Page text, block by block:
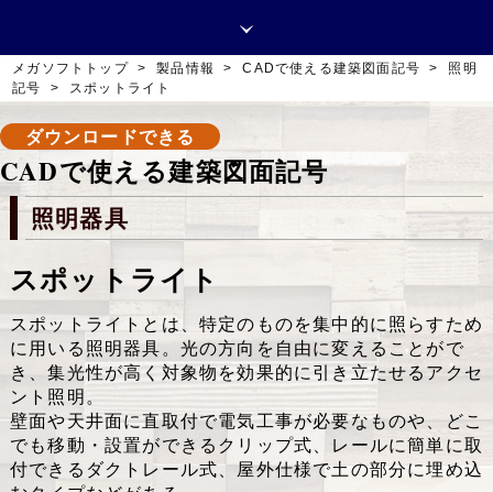
取扱販売店
メガソフトトップ > 製品情報 > CADで使える建築図面記号 >
照明
記号
> スポットライト
ダウンロードできる
CADで使える建築図面記号
照明器具
スポットライト
スポットライトとは、特定のものを集中的に照らすため
に用いる照明器具。光の方向を自由に変えることがで
き、集光性が高く対象物を効果的に引き立たせるアクセ
ント照明。
壁面や天井面に直取付で電気工事が必要なものや、どこ
でも移動・設置ができるクリップ式、レールに簡単に取
付できるダクトレール式、屋外仕様で土の部分に埋め込